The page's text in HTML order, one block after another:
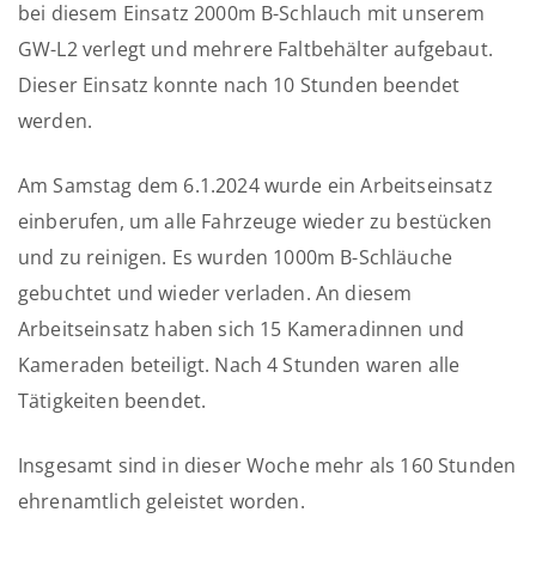
bei diesem Einsatz 2000m B-Schlauch mit unserem
GW-L2 verlegt und mehrere Faltbehälter aufgebaut.
Dieser Einsatz konnte nach 10 Stunden beendet
werden.
Am Samstag dem 6.1.2024 wurde ein Arbeitseinsatz
einberufen, um alle Fahrzeuge wieder zu bestücken
und zu reinigen. Es wurden 1000m B-Schläuche
gebuchtet und wieder verladen. An diesem
Arbeitseinsatz haben sich 15 Kameradinnen und
Kameraden beteiligt. Nach 4 Stunden waren alle
Tätigkeiten beendet.
Insgesamt sind in dieser Woche mehr als 160 Stunden
ehrenamtlich geleistet worden.